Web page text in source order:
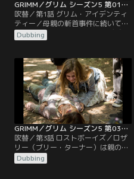
GRIMM／グリム シーズン5 第01話／吹替
吹替／第1話 グリム・アイデンティ
ティー／母親の斬首事件に続いてジ
ュリエットが死に、ニック（デヴィ
ッド・ジュントーリ）はかつてない
後どう生きるべきか決断を迫られる
中、かつての敵アダリンド（クレ
ア・コフィー）との間に子供が生ま
れる。
Dubbing
GRIMM／グリム シーズン5 第03話／吹替
吹替／第3話 ロストボーイズ／ロザ
リー（ブリー・ターナー）は親のい
ない子供たちに母親代わりとして目
を付けられ行方不明となる。不幸な
Dubbing